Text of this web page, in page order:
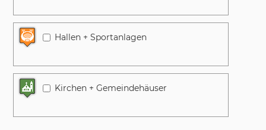
Hallen + Sportanlagen
Kirchen + Gemeindehäuser